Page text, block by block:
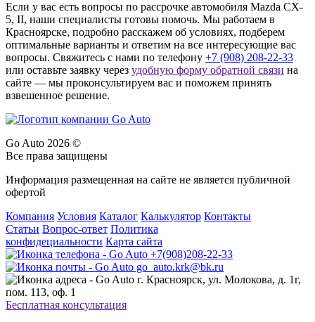
Если у вас есть вопросы по рассрочке автомобиля Mazda CX-
5, II, наши специалисты готовы помочь. Мы работаем в
Красноярске, подробно расскажем об условиях, подберем
оптимальные варианты и ответим на все интересующие вас
вопросы. Свяжитесь с нами по телефону +7 (908) 208-22-33
или оставьте заявку через удобную форму обратной связи на
сайте — мы проконсультируем вас и поможем принять
взвешенное решение.
Go Auto 2026 ©
Все права защищены
Информация размещенная на сайте не является публичной
офертой
Компания Условия Каталог Калькулятор Контакты
Статьи Вопрос-ответ Политика
конфидециальности Карта сайта
+7(908)208-22-33
go_auto.krk@bk.ru
г. Красноярск, ул. Молокова, д. 1г,
пом. 113, оф. 1
Бесплатная консультация